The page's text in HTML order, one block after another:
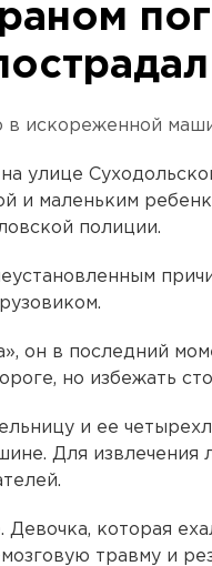
в искореженной
на улице
и маленьким
полиции.
он в последний
но избежать
и ее
Для извлечения
которая
травму и